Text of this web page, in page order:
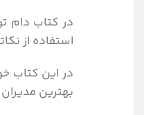
در کتاب دام
استفاده از
در این کتاب
بهترین